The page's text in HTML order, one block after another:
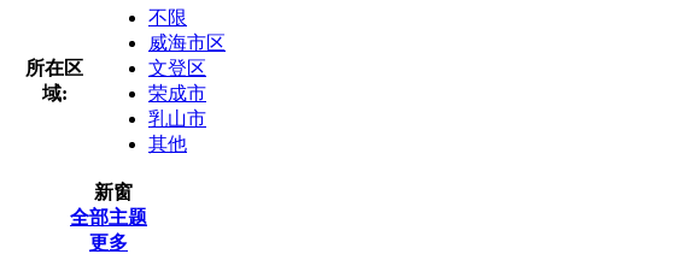
所在区
域:
不限
威海市区
文登区
荣成市
乳山市
其他
新窗
全部主题
更多